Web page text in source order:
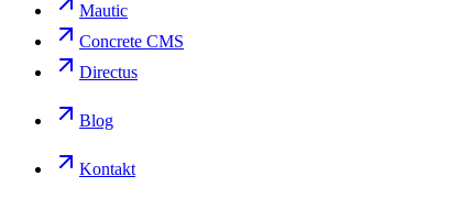
Mautic
Concrete CMS
Directus
Blog
Kontakt